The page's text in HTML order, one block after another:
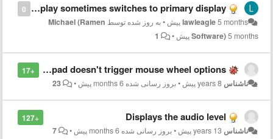
0 taskbar on secondary display sometimes switches to primary display
lawleagle5 months پیش •به روز شده توسط Michael (Ramen
Software)5 months پیش •
1
+17 Scroll on trackpad/touchpad doesn't trigger mouse wheel options
ناشناس 8 years پیش •بروز رسانی شده6 months پیش •
23
+127 Displays the audio level
ناشناس 13 years پیش •بروز رسانی شده6 months پیش •
7